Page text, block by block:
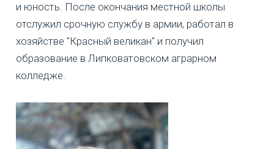
и юность. После окончания местной школы
отслужил срочную службу в армии, работал в
хозяйстве "Красный великан" и получил
образование в Липковатовском аграрном
колледже.